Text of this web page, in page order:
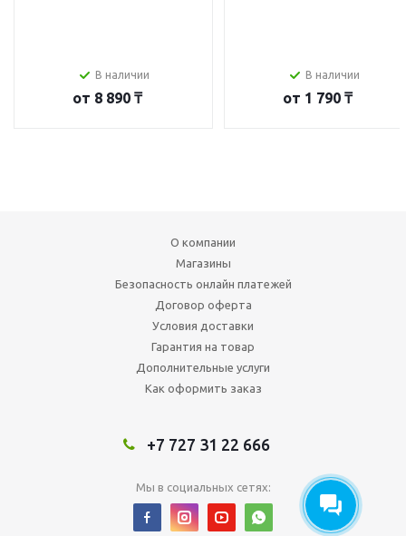
В наличии
от 8 890 ₸
В наличии
от 1 790 ₸
О компании
Магазины
Безопасность онлайн платежей
Договор оферта
Условия доставки
Гарантия на товар
Дополнительные услуги
Как оформить заказ
+7 727 31 22 666
Мы в социальных сетях: